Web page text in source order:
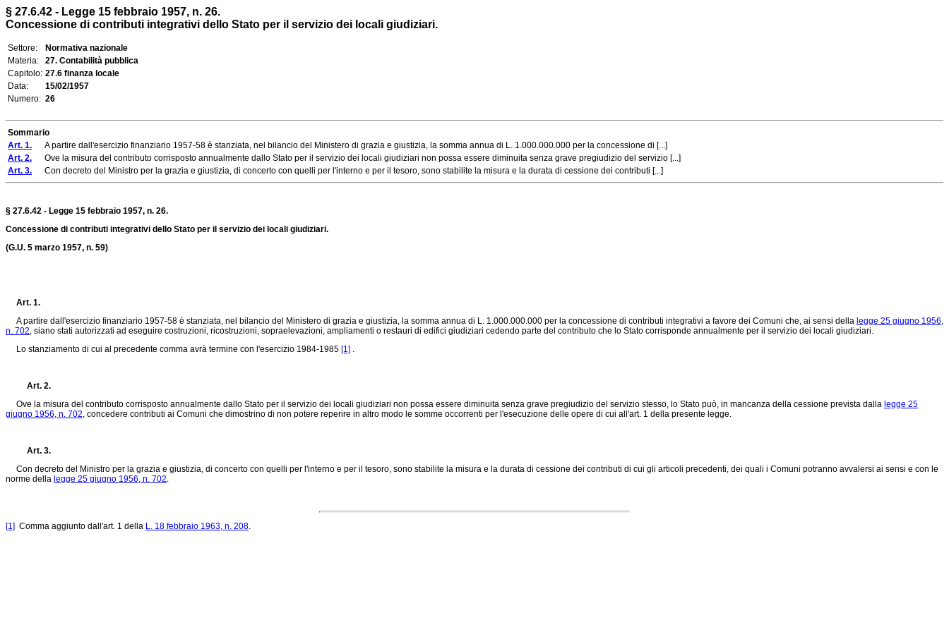
§ 27.6.42 - Legge 15 febbraio 1957, n. 26.
Concessione di contributi integrativi dello Stato per il servizio dei locali giudiziari.
Settore:
Normativa nazionale
Materia:
27. Contabilità pubblica
Capitolo: 27.6 finanza locale
Data:
15/02/1957
Numero: 26
Sommario
Art. 1. A partire dall'esercizio finanziario 1957-58 è stanziata, nel bilancio del Ministero di grazia e giustizia, la somma annua di L. 1.000.000.000 per la concessione di [...]
Art. 2. Ove la misura del contributo corrisposto annualmente dallo Stato per il servizio dei locali giudiziari non possa essere diminuita senza grave pregiudizio del servizio [...]
Art. 3. Con decreto del Ministro per la grazia e giustizia, di concerto con quelli per l'interno e per il tesoro, sono stabilite la misura e la durata di cessione dei contributi [...]
§ 27.6.42 - Legge 15 febbraio 1957, n. 26.
Concessione di contributi integrativi dello Stato per il servizio dei locali giudiziari.
(G.U. 5 marzo 1957, n. 59)
Art. 1.
A partire dall'esercizio finanziario 1957-58 è stanziata, nel bilancio del Ministero di grazia e giustizia, la somma annua di L. 1.000.000.000 per la concessione di contributi integrativi a favore dei Comuni che, ai sensi della legge 25 giugno 1956,
n. 702, siano stati autorizzati ad eseguire costruzioni, ricostruzioni, sopraelevazioni, ampliamenti o restauri di edifici giudiziari cedendo parte del contributo che lo Stato corrisponde annualmente per il servizio dei locali giudiziari.
Lo stanziamento di cui al precedente comma avrà termine con l'esercizio 1984-1985 [1] .
Art. 2.
Ove la misura del contributo corrisposto annualmente dallo Stato per il servizio dei locali giudiziari non possa essere diminuita senza grave pregiudizio del servizio stesso, lo Stato può, in mancanza della cessione prevista dalla legge 25
giugno 1956, n. 702, concedere contributi ai Comuni che dimostrino di non potere reperire in altro modo le somme occorrenti per l'esecuzione delle opere di cui all'art. 1 della presente legge.
Art. 3.
Con decreto del Ministro per la grazia e giustizia, di concerto con quelli per l'interno e per il tesoro, sono stabilite la misura e la durata di cessione dei contributi di cui gli articoli precedenti, dei quali i Comuni potranno avvalersi ai sensi e con le
norme della legge 25 giugno 1956, n. 702.
[1] Comma aggiunto dall'art. 1 della L. 18 febbraio 1963, n. 208.